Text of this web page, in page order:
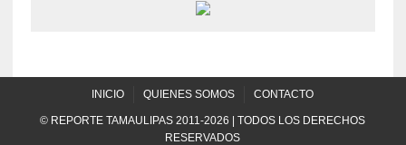
INICIO QUIENES SOMOS CONTACTO
© REPORTE TAMAULIPAS 2011-2026 | TODOS LOS DERECHOS
RESERVADOS